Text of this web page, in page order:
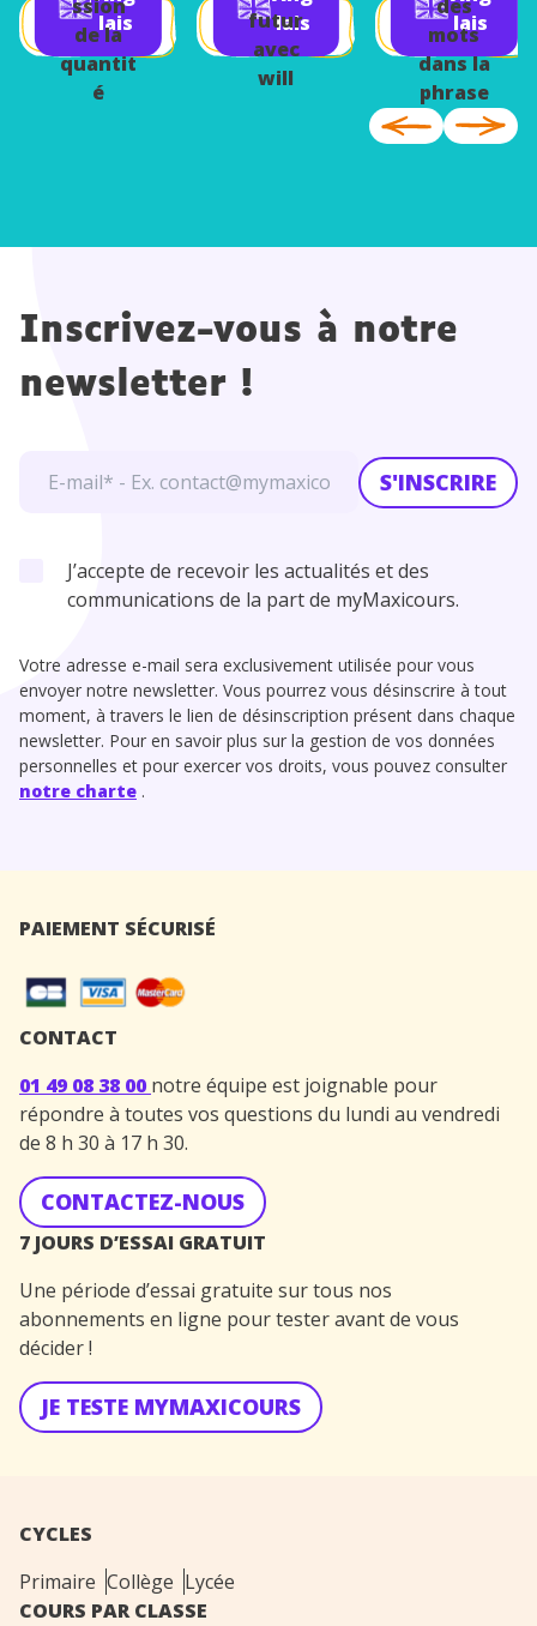
lais
ssion
de la
quantit
é
lais
futur
avec
will
lais
des
mots
dans la
phrase
Inscrivez-vous à notre
newsletter !
S'INSCRIRE
J’accepte de recevoir les actualités et des
communications de la part de myMaxicours.
Votre adresse e-mail sera exclusivement utilisée pour vous
envoyer notre newsletter. Vous pourrez vous désinscrire à tout
moment, à travers le lien de désinscription présent dans chaque
newsletter. Pour en savoir plus sur la gestion de vos données
personnelles et pour exercer vos droits, vous pouvez consulter
notre charte .
PAIEMENT SÉCURISÉ
CONTACT
01 49 08 38 00 notre équipe est joignable pour
répondre à toutes vos questions du lundi au vendredi
de 8 h 30 à 17 h 30.
CONTACTEZ-NOUS
7 JOURS D’ESSAI GRATUIT
Une période d’essai gratuite sur tous nos
abonnements en ligne pour tester avant de vous
décider !
JE TESTE MYMAXICOURS
CYCLES
Primaire Collège Lycée
COURS PAR CLASSE